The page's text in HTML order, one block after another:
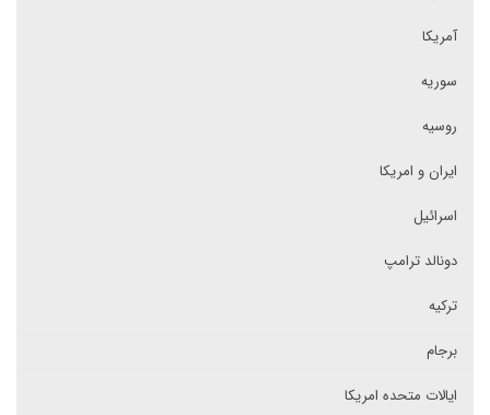
آمریکا
سوریه
روسیه
ایران و امریکا
اسرائیل
دونالد ترامپ
ترکیه
برجام
ایالات متحده امریکا